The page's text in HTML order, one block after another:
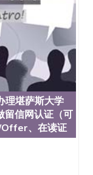
空学等，深
的商学课程
研究与学习。
2、客户付
电子图；
确认好转成
确认再付余
）。 三、
学位认证，
人员证明
3、留信网
。 四、办理
院、交流学
学院、健康
人文学院、
理堪萨斯大学
留信网认证（可
Offer、在读证